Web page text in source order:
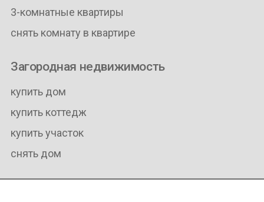
3-комнатные квартиры
снять комнату в квартире
Загородная недвижимость
купить дом
купить коттедж
купить участок
снять дом